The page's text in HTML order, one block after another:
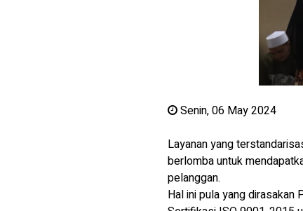
Senin, 06 May 2024
Layanan yang
berlomba untuk
pelanggan.
Hal ini pula yang